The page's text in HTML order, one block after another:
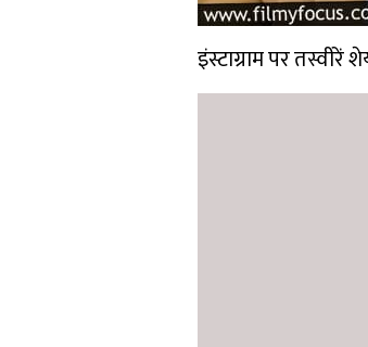
इंस्टाग्राम पर तस्वीरें